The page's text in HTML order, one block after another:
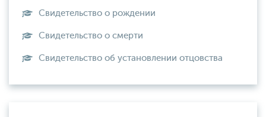
Свидетельство о рождении
Свидетельство о смерти
Свидетельство об установлении отцовства